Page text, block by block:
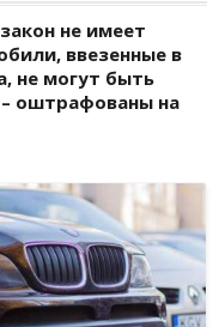
не имеет
ввезенные в
не могут быть
оштрафованы на